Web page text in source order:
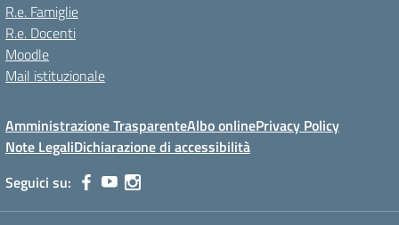
R.e. Famiglie
R.e. Docenti
Moodle
Mail istituzionale
Amministrazione TrasparenteAlbo onlinePrivacy Policy
Note LegaliDichiarazione di accessibilità
Seguici su: